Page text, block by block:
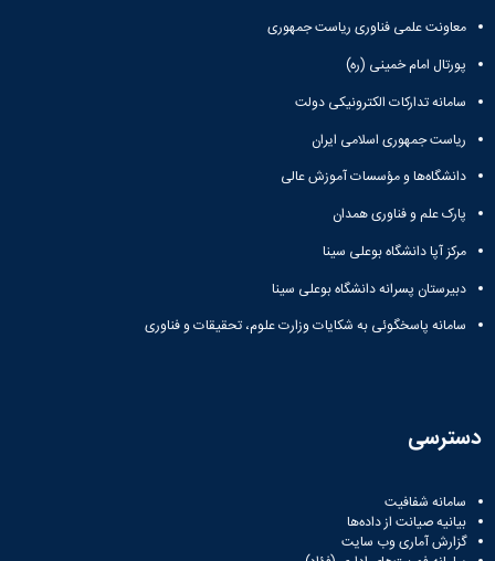
معاونت علمی فناوری ریاست جمهوری
پورتال امام خمینی (ره)
سامانه تدارکات الکترونیکی دولت
ریاست جمهوری اسلامی ایران
دانشگاه‌ها و مؤسسات آموزش عالی
پارک علم و فناوری همدان
مرکز آپا دانشگاه بوعلی سینا
دبیرستان پسرانه دانشگاه بوعلی سینا
سامانه پاسخگوئی به شکایات وزارت علوم، تحقیقات و فناوری
دسترسی
سامانه شفافیت
بیانیه صیانت از داده‌ها
گزارش آماری وب‌ سایت